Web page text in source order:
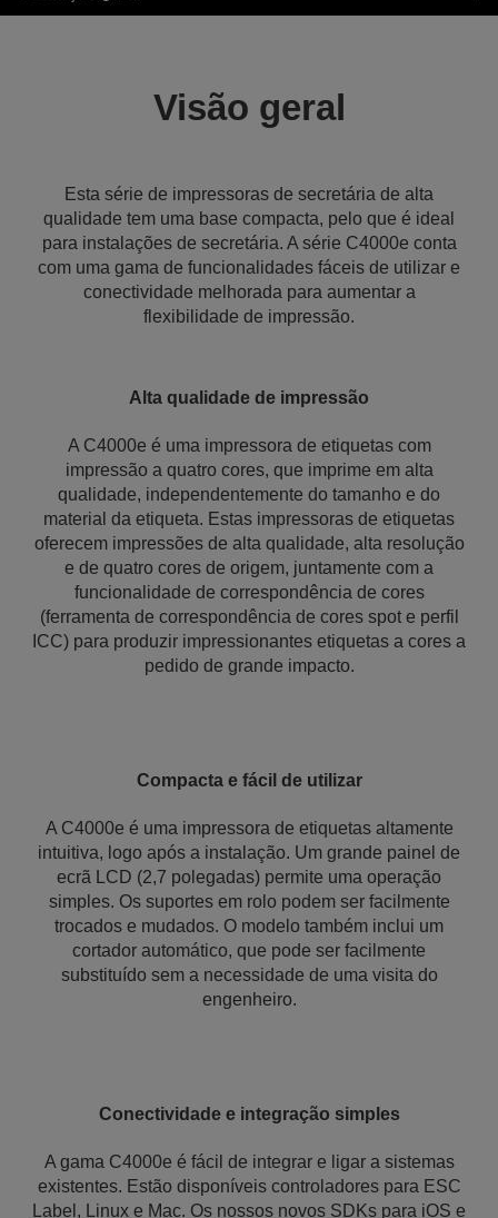
Visão geral
Esta série de impressoras de secretária de alta
qualidade tem uma base compacta, pelo que é ideal
para instalações de secretária. A série C4000e conta
com uma gama de funcionalidades fáceis de utilizar e
conectividade melhorada para aumentar a
flexibilidade de impressão.
Alta qualidade de impressão
A C4000e é uma impressora de etiquetas com
impressão a quatro cores, que imprime em alta
qualidade, independentemente do tamanho e do
material da etiqueta. Estas impressoras de etiquetas
oferecem impressões de alta qualidade, alta resolução
e de quatro cores de origem, juntamente com a
funcionalidade de correspondência de cores
(ferramenta de correspondência de cores spot e perfil
ICC) para produzir impressionantes etiquetas a cores a
pedido de grande impacto.
Compacta e fácil de utilizar
A C4000e é uma impressora de etiquetas altamente
intuitiva, logo após a instalação. Um grande painel de
ecrã LCD (2,7 polegadas) permite uma operação
simples. Os suportes em rolo podem ser facilmente
trocados e mudados. O modelo também inclui um
cortador automático, que pode ser facilmente
substituído sem a necessidade de uma visita do
engenheiro.
Conectividade e integração simples
A gama C4000e é fácil de integrar e ligar a sistemas
existentes. Estão disponíveis controladores para ESC
Label, Linux e Mac. Os nossos novos SDKs para iOS e